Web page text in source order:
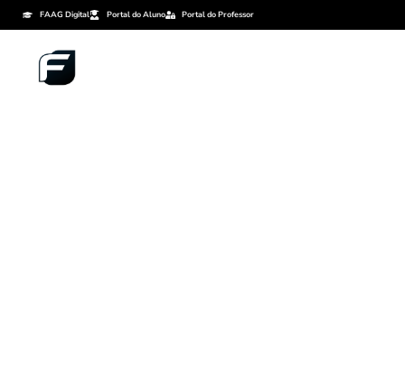
FAAG Digital Portal do Aluno Portal do Professor